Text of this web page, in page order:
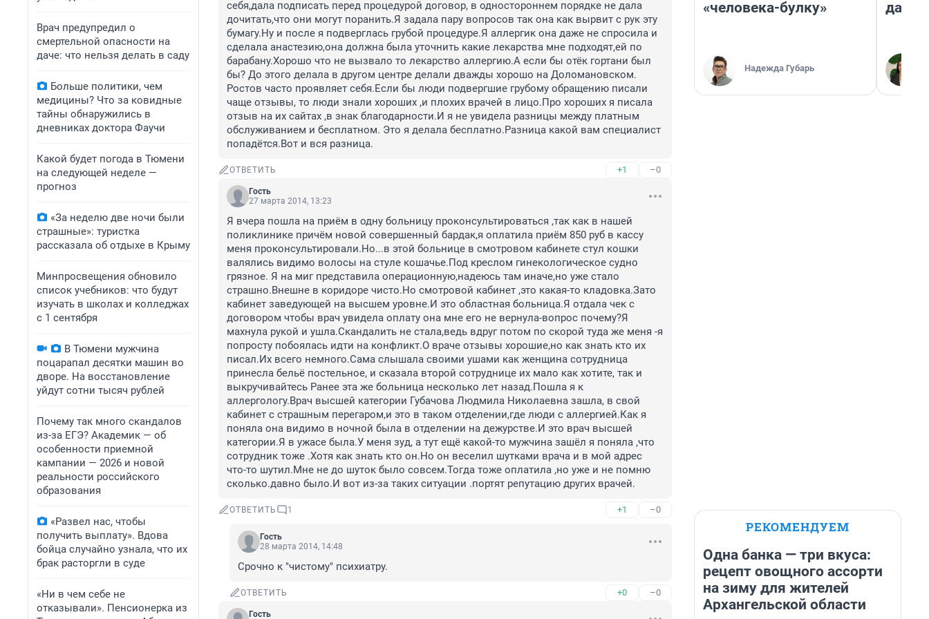
Врач предупредил о
смертельной опасности на
даче: что нельзя делать в саду
Больше политики, чем
медицины? Что за ковидные
тайны обнаружились в
дневниках доктора Фаучи
Какой будет погода в Тюмени
на следующей неделе —
прогноз
«За неделю две ночи были
страшные»: туристка
рассказала об отдыхе в Крыму
Минпросвещения обновило
список учебников: что будут
изучать в школах и колледжах
с 1 сентября
В Тюмени мужчина
поцарапал десятки машин во
дворе. На восстановление
уйдут сотни тысяч рублей
Почему так много скандалов
из-за ЕГЭ? Академик — об
особенности приемной
кампании — 2026 и новой
реальности российского
образования
«Развел нас, чтобы
получить выплату». Вдова
бойца случайно узнала, что их
брак расторгли в суде
«Ни в чем себе не
отказывали». Пенсионерка из
себя,дала подписать перед процедурой договор, в одностороннем порядке не дала
дочитать,что они могут поранить.Я задала пару вопросов так она как вырвит с рук эту
бумагу.Ну и после я подверглась грубой процедуре.Я аллергик она даже не спросила и
сделала анастезию,она должна была уточнить какие лекарства мне подходят,ей по
барабану.Хорошо что не вызвало то лекарство аллергию.А если бы отёк гортани был
бы? До этого делала в другом центре делали дважды хорошо на Доломановском.
Ростов часто проявляет себя.Если бы люди подвергшие грубому обращению писали
чаще отзывы, то люди знали хороших ,и плохих врачей в лицо.Про хороших я писала
отзыв на их сайтах ,в знак благодарности.И я не увидела разницы между платным
обслуживанием и бесплатном. Это я делала бесплатно.Разница какой вам специалист
попадётся.Вот и вся разница.
ОТВЕТИТЬ +1 –0
Гость
27 марта 2014, 13:23
Я вчера пошла на приём в одну больницу проконсультироваться ,так как в нашей
поликлинике причём новой совершенный бардак,я оплатила приём 850 руб в кассу
меня проконсультировали.Но...в этой больнице в смотровом кабинете стул кошки
валялись видимо волосы на стуле кошачье.Под креслом гинекологическое судно
грязное. Я на миг представила операционную,надеюсь там иначе,но уже стало
страшно.Внешне в коридоре чисто.Но смотровой кабинет ,это какая-то кладовка.Зато
кабинет заведующей на высшем уровне.И это областная больница.Я отдала чек с
договором чтобы врач увидела оплату она мне его не вернула-вопрос почему?Я
махнула рукой и ушла.Скандалить не стала,ведь вдруг потом по скорой туда же меня -я
попросту побоялась идти на конфликт.О враче отзывы хорошие,но как знать кто их
писал.Их всего немного.Сама слышала своими ушами как женщина сотрудница
принесла бельё постельное, и сказала второй сотруднице их мало как хотите, так и
выкручивайтесь Ранее эта же больница несколько лет назад.Пошла я к
аллергологу.Врач высшей категории Губачова Людмила Николаевна зашла, в свой
кабинет с страшным перегаром,и это в таком отделении,где люди с аллергией.Как я
поняла она видимо в ночной была в отделении на дежурстве.И это врач высшей
категории.Я в ужасе была.У меня зуд, а тут ещё какой-то мужчина зашёл я поняла ,что
сотрудник тоже .Хотя как знать кто он.Но он веселил шутками врача и в мой адрес
что-то шутил.Мне не до шуток было совсем.Тогда тоже оплатила ,но уже и не помню
сколько.давно было.И вот из-за таких ситуации .портят репутацию других врачей.
ОТВЕТИТЬ 1 +1 –0
Гость
28 марта 2014, 14:48
Срочно к "чистому" психиатру.
ОТВЕТИТЬ +0 –0
Гость
«человека-булку»
Надежда Губарь
даже
РЕКОМЕНДУЕМ
Одна банка — три вкуса:
рецепт овощного ассорти
на зиму для жителей
Архангельской области